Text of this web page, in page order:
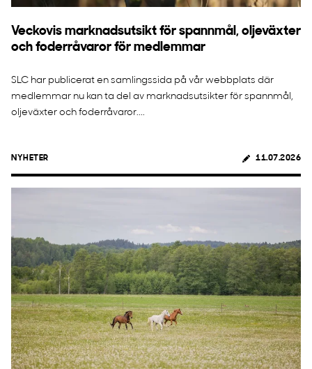
Veckovis marknadsutsikt för spannmål, oljeväxter
och foderråvaror för medlemmar
SLC har publicerat en samlingssida på vår webbplats där
medlemmar nu kan ta del av marknadsutsikter för spannmål,
oljeväxter och foderråvaror....
NYHETER 11.07.2026